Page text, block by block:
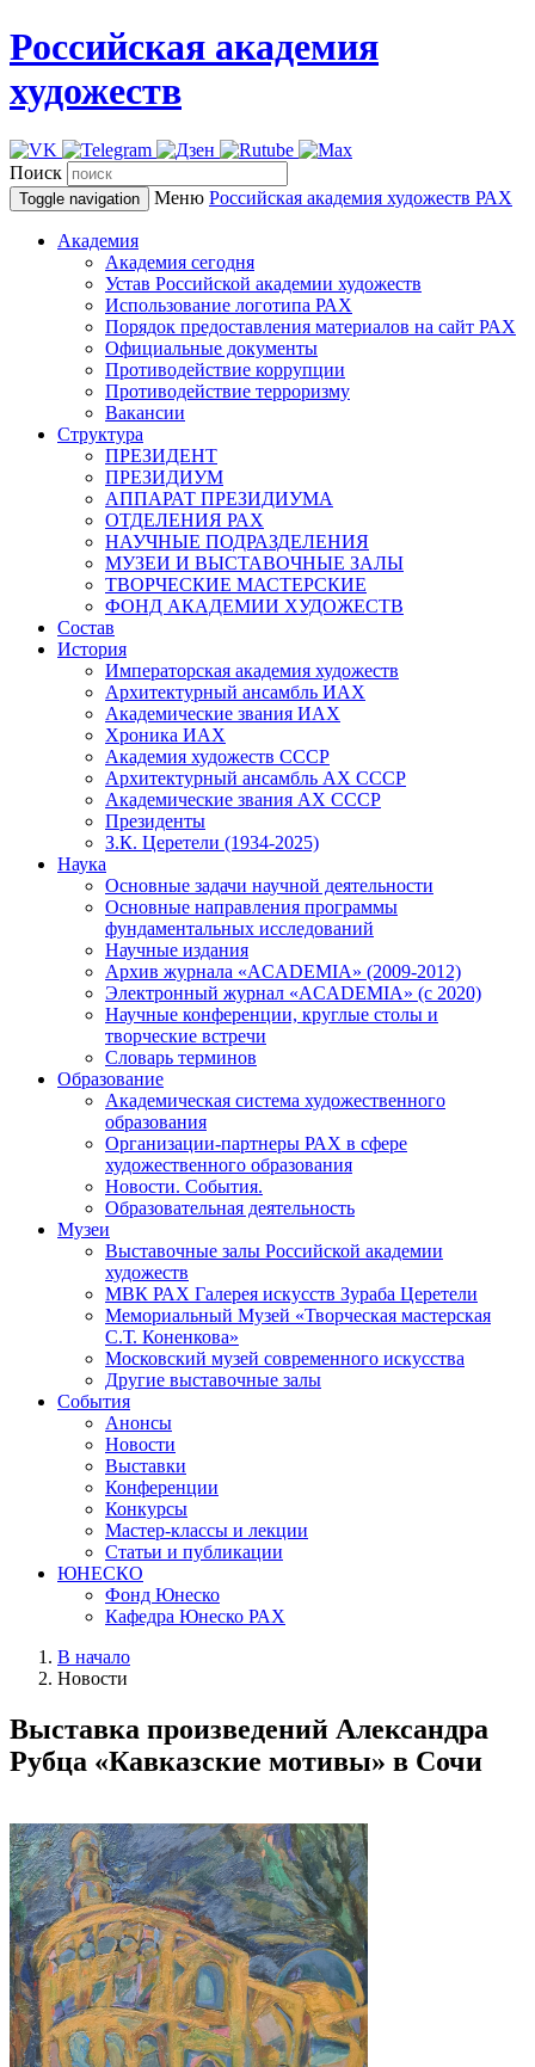
Российская академия
художеств
Поиск
Toggle navigation Меню Российская академия художеств РАХ
Академия
Академия сегодня
Устав Российской академии художеств
Использование логотипа РАХ
Порядок предоставления материалов на сайт РАХ
Официальные документы
Противодействие коррупции
Противодействие терроризму
Вакансии
Структура
ПРЕЗИДЕНТ
ПРЕЗИДИУМ
АППАРАТ ПРЕЗИДИУМА
ОТДЕЛЕНИЯ РАХ
НАУЧНЫЕ ПОДРАЗДЕЛЕНИЯ
МУЗЕИ И ВЫСТАВОЧНЫЕ ЗАЛЫ
ТВОРЧЕСКИЕ МАСТЕРСКИЕ
ФОНД АКАДЕМИИ ХУДОЖЕСТВ
Состав
История
Императорская академия художеств
Архитектурный ансамбль ИАХ
Академические звания ИАХ
Хроника ИАХ
Академия художеств СССР
Архитектурный ансамбль АХ СССР
Академические звания АХ СССР
Президенты
З.К. Церетели (1934-2025)
Наука
Основные задачи научной деятельности
Основные направления программы
фундаментальных исследований
Научные издания
Архив журнала «ACADEMIA» (2009-2012)
Электронный журнал «ACADEMIA» (с 2020)
Научные конференции, круглые столы и
творческие встречи
Словарь терминов
Образование
Академическая система художественного
образования
Организации-партнеры РАХ в сфере
художественного образования
Новости. События.
Образовательная деятельность
Музеи
Выставочные залы Российской академии
художеств
МВК РАХ Галерея искусств Зураба Церетели
Мемориальный Музей «Творческая мастерская
С.Т. Коненкова»
Московский музей современного искусства
Другие выставочные залы
События
Анонсы
Новости
Выставки
Конференции
Конкурсы
Мастер-классы и лекции
Статьи и публикации
ЮНЕСКО
Фонд Юнеско
Кафедра Юнеско РАХ
В начало
Новости
Выставка произведений Александра
Рубца «Кавказские мотивы» в Сочи